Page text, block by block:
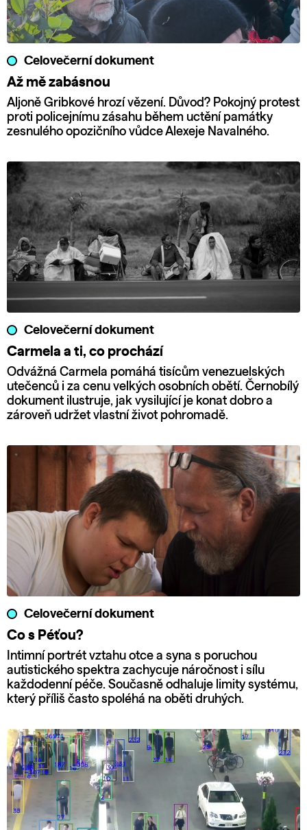
Celovečerní dokument
Až mě zabásnou
Aljoně Gribkové hrozí vězení. Důvod? Pokojný protest
proti policejnímu zásahu během uctění památky
zesnulého opozičního vůdce Alexeje Navalného.
Celovečerní dokument
Carmela a ti, co prochází
Odvážná Carmela pomáhá tisícům venezuelských
utečenců i za cenu velkých osobních obětí. Černobílý
dokument ilustruje, jak vysilující je konat dobro a
zároveň udržet vlastní život pohromadě.
Celovečerní dokument
Co s Péťou?
Intimní portrét vztahu otce a syna s poruchou
autistického spektra zachycuje náročnost i sílu
každodenní péče. Současně odhaluje limity systému,
který příliš často spoléhá na oběti druhých.